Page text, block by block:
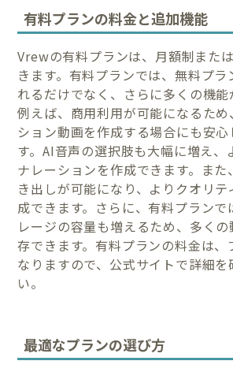
有料プランの料金と追加機能
Vrewの有料プランは、月額制また
きます。有料プランでは、無料プラ
れるだけでなく、さらに多くの機能
例えば、商用利用が可能になるた
ション動画を作成する場合にも安
す。AI音声の選択肢も大幅に増え、
ナレーションを作成できます。ま
き出しが可能になり、よりクオリ
成できます。さらに、有料プランで
レージの容量も増えるため、多く
存できます。有料プランの料金は、
なりますので、公式サイトで詳細を
い。
最適なプランの選び方